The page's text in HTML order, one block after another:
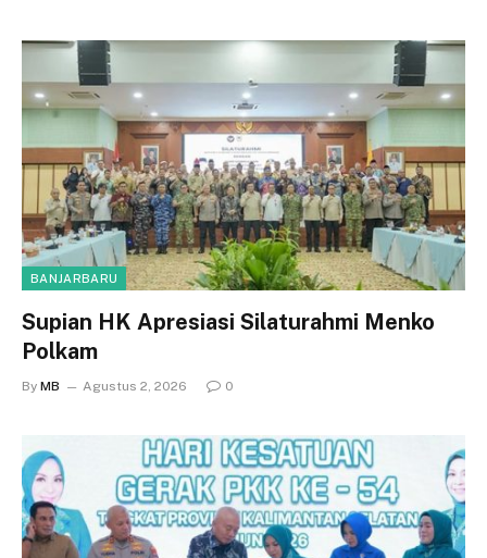
BANJARBARU
Supian HK Apresiasi Silaturahmi Menko
Polkam
By MB Agustus 2, 2026 0